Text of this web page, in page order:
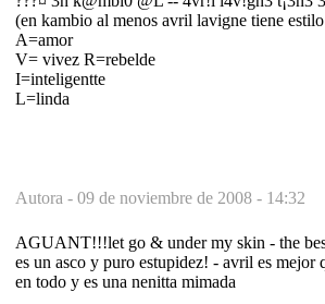
(en kambio al menos avril lavigne tiene
A=amor
V= vivez R=rebelde
I=inteligentte
L=linda
Autora - 09 de noviembre de 2008 - 14:32
AGUANT!!!let go & under my skin - the
es un asco y puro estupidez! - avril es mejor
en todo y es una nenitta mimada